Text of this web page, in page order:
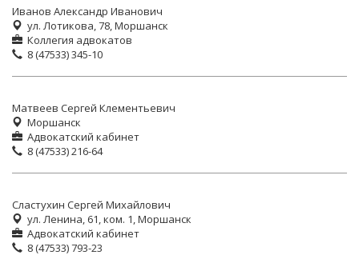
Иванов Александр Иванович
ул. Лотикова, 78, Моршанск
Коллегия адвокатов
8 (47533) 345-10
Матвеев Сергей Клементьевич
Моршанск
Адвокатский кабинет
8 (47533) 216-64
Сластухин Сергей Михайлович
ул. Ленина, 61, ком. 1, Моршанск
Адвокатский кабинет
8 (47533) 793-23